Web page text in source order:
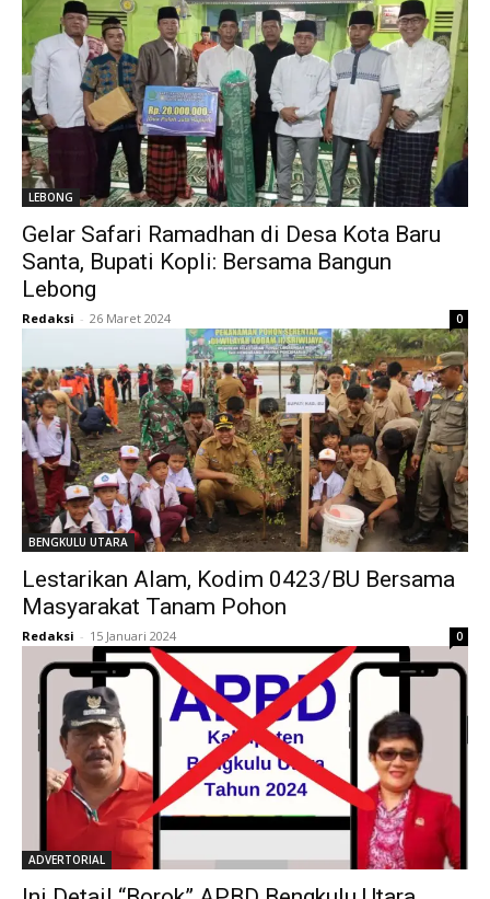
LEBONG
Gelar Safari Ramadhan di Desa Kota Baru
Santa, Bupati Kopli: Bersama Bangun
Lebong
Redaksi - 26 Maret 2024 0
BENGKULU UTARA
Lestarikan Alam, Kodim 0423/BU Bersama
Masyarakat Tanam Pohon
Redaksi - 15 Januari 2024 0
ADVERTORIAL